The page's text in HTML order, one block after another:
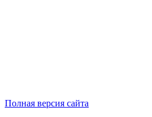
Полная версия сайта